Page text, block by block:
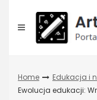
content
Home
Edukacja i
Ewolucja edukacji: